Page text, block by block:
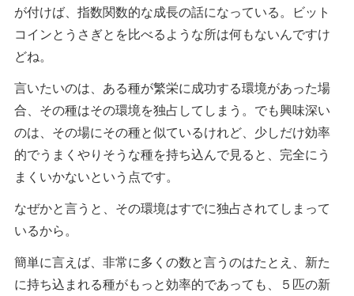
が付けば、指数関数的な成長の話になっている。ビット
コインとうさぎとを比べるような所は何もないんですけ
どね。
言いたいのは、ある種が繁栄に成功する環境があった場
合、その種はその環境を独占してしまう。でも興味深い
のは、その場にその種と似ているけれど、少しだけ効率
的でうまくやりそうな種を持ち込んで見ると、完全にう
まくいかないという点です。
なぜかと言うと、その環境はすでに独占されてしまって
いるから。
簡単に言えば、非常に多くの数と言うのはたとえ、新た
に持ち込まれる種がもっと効率的であっても、５匹の新